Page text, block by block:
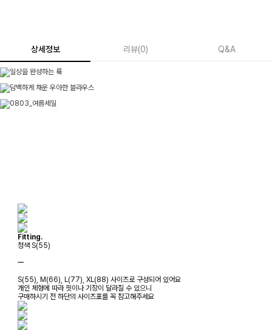
상세정보 리뷰(0) Q&A
Fitting.
청색 S(55)
ㅡ
S(55), M(66), L(77), XL(88) 사이즈로 구성되어 있어요
개인 체형에 따라 핏이나 기장이 달라질 수 있으니
구매하시기 전 하단의 사이즈표를 꼭 참고해주세요